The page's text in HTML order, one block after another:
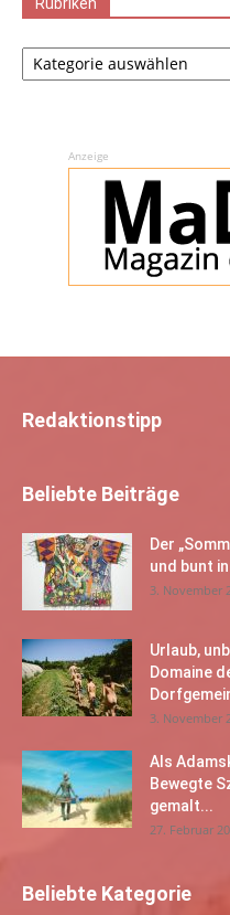
Rubriken
Anzeige
Redaktionstipp
Beliebte Beiträge
Der
und bunt
3. November
Urlaub,
Domaine
3. November
Als
Bewegte
gemalt...
27. Februar
Beliebte Kategorie